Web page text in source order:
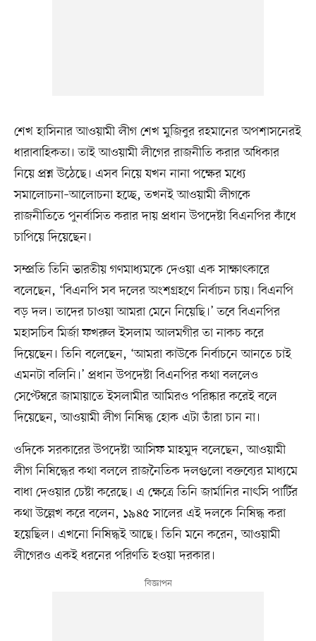
শেখ হাসিনার আওয়ামী লীগ শেখ মুজিবুর রহমানের অপশাসনেরই
ধারাবাহিকতা। তাই আওয়ামী লীগের রাজনীতি করার অধিকার
নিয়ে প্রশ্ন উঠেছে। এসব নিয়ে যখন নানা পক্ষের মধ্যে
সমালোচনা–আলোচনা হচ্ছে, তখনই আওয়ামী লীগকে
রাজনীতিতে পুনর্বাসিত করার দায় প্রধান উপদেষ্টা বিএনপির কাঁধে
চাপিয়ে দিয়েছেন।
সম্প্রতি তিনি ভারতীয় গণমাধ্যমকে দেওয়া এক সাক্ষাৎকারে
বলেছেন, ‘বিএনপি সব দলের অংশগ্রহণে নির্বাচন চায়। বিএনপি
বড় দল। তাদের চাওয়া আমরা মেনে নিয়েছি।’ তবে বিএনপির
মহাসচিব মির্জা ফখরুল ইসলাম আলমগীর তা নাকচ করে
দিয়েছেন। তিনি বলেছেন, ‘আমরা কাউকে নির্বাচনে আনতে চাই
এমনটা বলিনি।’ প্রধান উপদেষ্টা বিএনপির কথা বললেও
সেপ্টেম্বরে জামায়াতে ইসলামীর আমিরও পরিষ্কার করেই বলে
দিয়েছেন, আওয়ামী লীগ নিষিদ্ধ হোক এটা তাঁরা চান না।
ওদিকে সরকারের উপদেষ্টা আসিফ মাহমুদ বলেছেন, আওয়ামী
লীগ নিষিদ্ধের কথা বললে রাজনৈতিক দলগুলো বক্তব্যের মাধ্যমে
বাধা দেওয়ার চেষ্টা করেছে। এ ক্ষেত্রে তিনি জার্মানির নাৎসি পার্টির
কথা উল্লেখ করে বলেন, ১৯৪৫ সালের এই দলকে নিষিদ্ধ করা
হয়েছিল। এখনো নিষিদ্ধই আছে। তিনি মনে করেন, আওয়ামী
লীগেরও একই ধরনের পরিণতি হওয়া দরকার।